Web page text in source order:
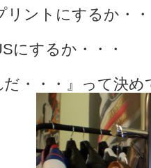
リントにするか・
にするか・・・
・・・』って決